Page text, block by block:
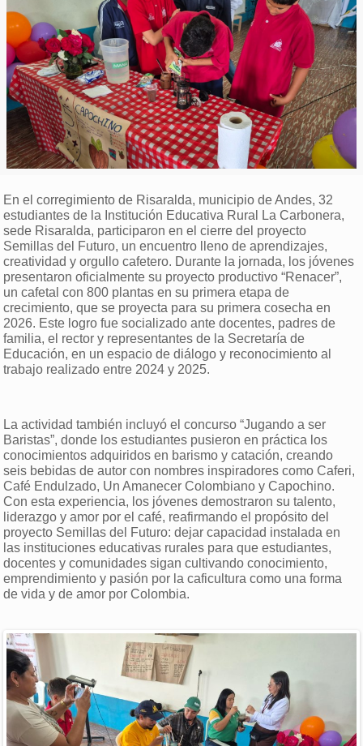
En el corregimiento de Risaralda, municipio de Andes, 32
estudiantes de la Institución Educativa Rural La Carbonera,
sede Risaralda, participaron en el cierre del proyecto
Semillas del Futuro, un encuentro lleno de aprendizajes,
creatividad y orgullo cafetero. Durante la jornada, los jóvenes
presentaron oficialmente su proyecto productivo “Renacer”,
un cafetal con 800 plantas en su primera etapa de
crecimiento, que se proyecta para su primera cosecha en
2026. Este logro fue socializado ante docentes, padres de
familia, el rector y representantes de la Secretaría de
Educación, en un espacio de diálogo y reconocimiento al
trabajo realizado entre 2024 y 2025.
La actividad también incluyó el concurso “Jugando a ser
Baristas”, donde los estudiantes pusieron en práctica los
conocimientos adquiridos en barismo y catación, creando
seis bebidas de autor con nombres inspiradores como Caferi,
Café Endulzado, Un Amanecer Colombiano y Capochino.
Con esta experiencia, los jóvenes demostraron su talento,
liderazgo y amor por el café, reafirmando el propósito del
proyecto Semillas del Futuro: dejar capacidad instalada en
las instituciones educativas rurales para que estudiantes,
docentes y comunidades sigan cultivando conocimiento,
emprendimiento y pasión por la caficultura como una forma
de vida y de amor por Colombia.